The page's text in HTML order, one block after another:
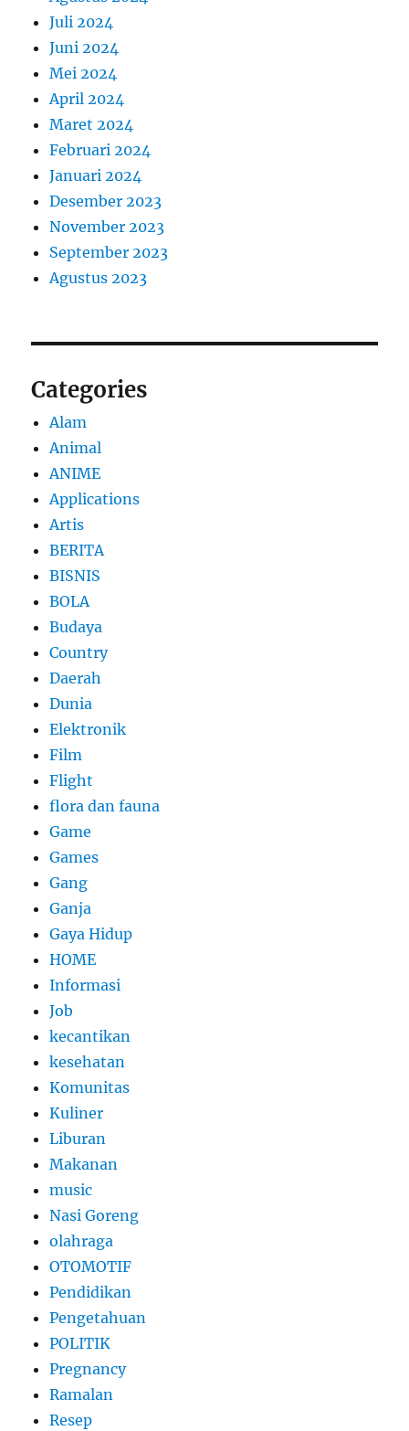
Juli 2024
Juni 2024
Mei 2024
April 2024
Maret 2024
Februari 2024
Januari 2024
Desember 2023
November 2023
September 2023
Agustus 2023
Categories
Alam
Animal
ANIME
Applications
Artis
BERITA
BISNIS
BOLA
Budaya
Country
Daerah
Dunia
Elektronik
Film
Flight
flora dan fauna
Game
Games
Gang
Ganja
Gaya Hidup
HOME
Informasi
Job
kecantikan
kesehatan
Komunitas
Kuliner
Liburan
Makanan
music
Nasi Goreng
olahraga
OTOMOTIF
Pendidikan
Pengetahuan
POLITIK
Pregnancy
Ramalan
Resep